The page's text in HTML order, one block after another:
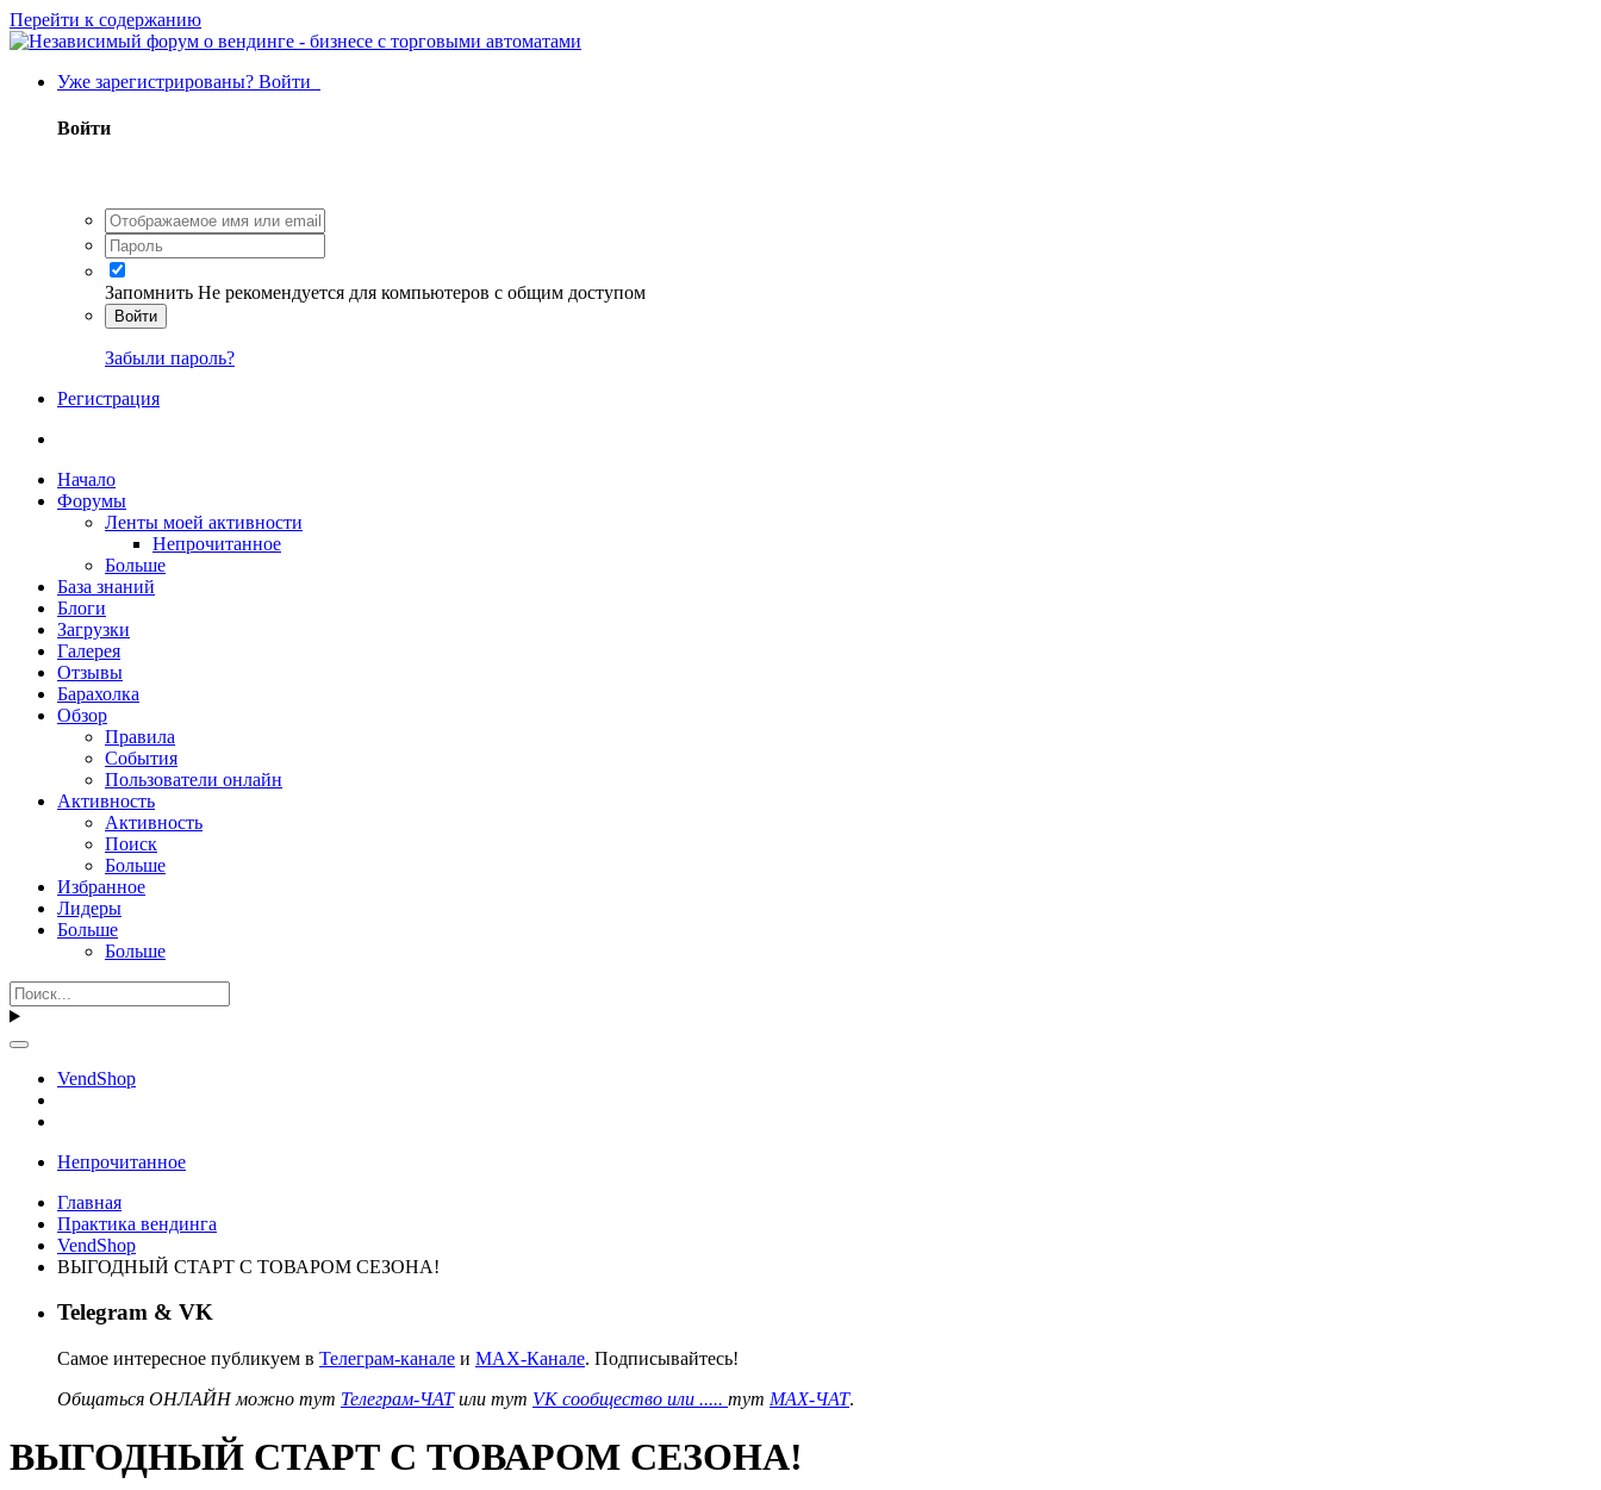
Перейти к содержанию
Уже зарегистрированы? Войти
Войти
Запомнить Не рекомендуется для компьютеров с общим доступом
Войти
Забыли пароль?
Регистрация
Начало
Форумы
Ленты моей активности
Непрочитанное
Больше
База знаний
Блоги
Загрузки
Галерея
Отзывы
Барахолка
Обзор
Правила
События
Пользователи онлайн
Активность
Активность
Поиск
Больше
Избранное
Лидеры
Больше
Больше
VendShop
Непрочитанное
Главная
Практика вендинга
VendShop
ВЫГОДНЫЙ СТАРТ С ТОВАРОМ СЕЗОНА!
Telegram & VK
Самое интересное публикуем в Телеграм-канале и MAX-Канале. Подписывайтесь!
Общаться ОНЛАЙН можно тут Телеграм-ЧАТили тут VK сообщество или ..... тут MAX-ЧАТ.
ВЫГОДНЫЙ СТАРТ С ТОВАРОМ СЕЗОНА!